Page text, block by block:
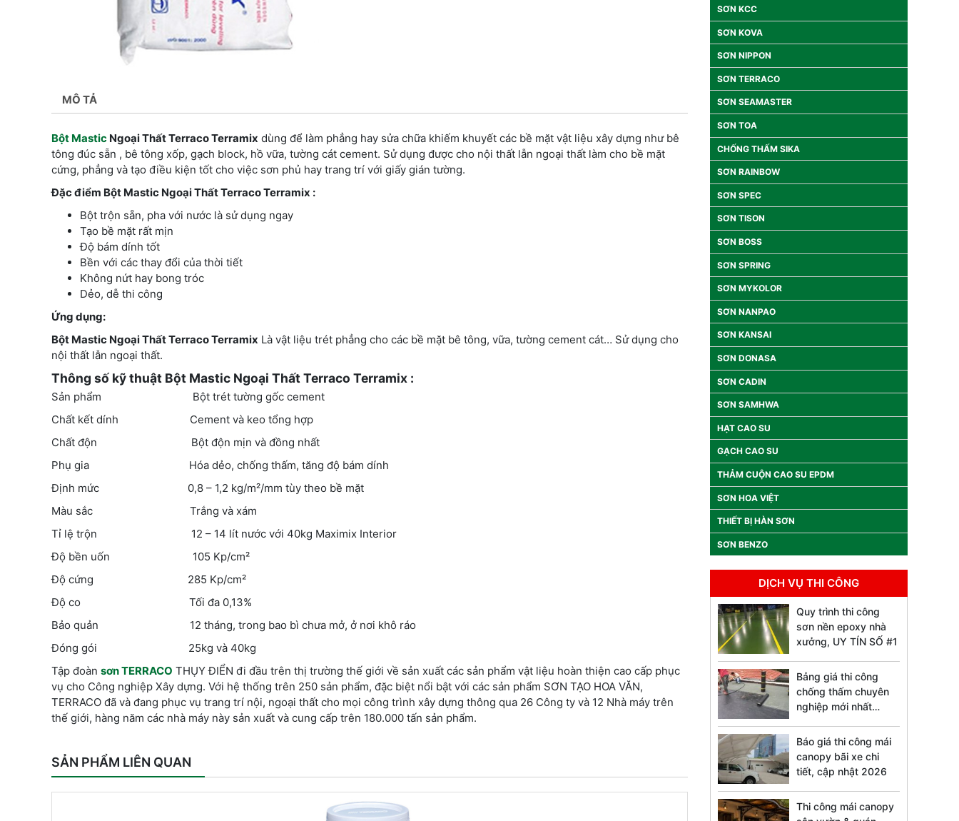
MÔ TẢ
Bột Mastic Ngoại Thất Terraco Terramix dùng để làm phẳng hay sửa chữa khiếm khuyết các bề mặt vật liệu xây dựng như bê
tông đúc sẵn , bê tông xốp, gạch block, hồ vữa, tường cát cement. Sử dụng được cho nội thất lẫn ngoại thất làm cho bề mặt
cứng, phẳng và tạo điều kiện tốt cho việc sơn phủ hay trang trí với giấy gián tường.
Đặc điểm Bột Mastic Ngoại Thất Terraco Terramix :
Bột trộn sẵn, pha với nước là sử dụng ngay
Tạo bề mặt rất mịn
Độ bám dính tốt
Bền với các thay đổi của thời tiết
Không nứt hay bong tróc
Dẻo, dễ thi công
Ứng dụng:
Bột Mastic Ngoại Thất Terraco Terramix Là vật liệu trét phẳng cho các bề mặt bê tông, vữa, tường cement cát… Sử dụng cho
nội thất lẫn ngoại thất.
Thông số kỹ thuật Bột Mastic Ngoại Thất Terraco Terramix :
Sản phẩm Bột trét tường gốc cement
Chất kết dính Cement và keo tổng hợp
Chất độn Bột độn mịn và đồng nhất
Phụ gia Hóa dẻo, chống thấm, tăng độ bám dính
Định mức 0,8 – 1,2 kg/m²/mm tùy theo bề mặt
Màu sắc Trắng và xám
Tỉ lệ trộn 12 – 14 lít nước với 40kg Maximix Interior
Độ bền uốn 105 Kp/cm²
Độ cứng 285 Kp/cm²
Độ co Tối đa 0,13%
Bảo quản 12 tháng, trong bao bì chưa mở, ở nơi khô ráo
Đóng gói 25kg và 40kg
Tập đoàn sơn TERRACO THỤY ĐIỂN đi đầu trên thị trường thế giới về sản xuất các sản phẩm vật liệu hoàn thiện cao cấp phục
vụ cho Công nghiệp Xây dựng. Với hệ thống trên 250 sản phẩm, đặc biệt nổi bật với các sản phẩm SƠN TẠO HOA VĂN,
TERRACO đã và đang phục vụ trang trí nội, ngoại thất cho mọi công trình xây dựng thông qua 26 Công ty và 12 Nhà máy trên
thế giới, hàng năm các nhà máy này sản xuất và cung cấp trên 180.000 tấn sản phẩm.
SẢN PHẨM LIÊN QUAN
SƠN KCC
SƠN KOVA
SƠN NIPPON
SƠN TERRACO
SƠN SEAMASTER
SƠN TOA
CHỐNG THẤM SIKA
SƠN RAINBOW
SƠN SPEC
SƠN TISON
SƠN BOSS
SƠN SPRING
SƠN MYKOLOR
SƠN NANPAO
SƠN KANSAI
SƠN DONASA
SƠN CADIN
SƠN SAMHWA
HẠT CAO SU
GẠCH CAO SU
THẢM CUỘN CAO SU EPDM
SƠN HOA VIỆT
THIẾT BỊ HÀN SƠN
SƠN BENZO
DỊCH VỤ THI CÔNG
Quy trình thi công
sơn nền epoxy nhà
xưởng, UY TÍN SỐ #1
Bảng giá thi công
chống thấm chuyên
nghiệp mới nhất
Báo giá thi công mái
canopy bãi xe chi
tiết, cập nhật 2026
Thi công mái canopy